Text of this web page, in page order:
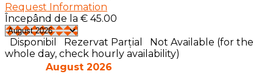
Request Information
Începând de la € 45.00
Disponibil Rezervat Parțial
Not Available (for the
whole day, check hourly availability)
August 2026